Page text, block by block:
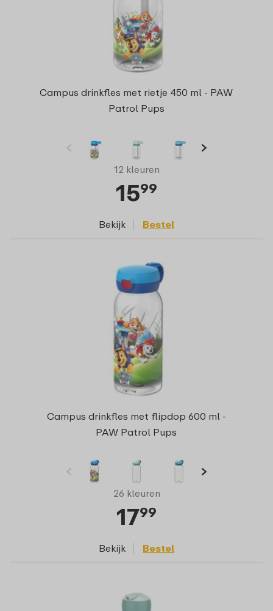
Campus drinkfles met rietje 450 ml - PAW
Patrol Pups
12 kleuren
1599
Bekijk Bestel
Campus drinkfles met flipdop 600 ml -
PAW Patrol Pups
26 kleuren
1799
Bekijk Bestel